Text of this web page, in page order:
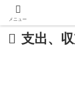
支出、
メニュー